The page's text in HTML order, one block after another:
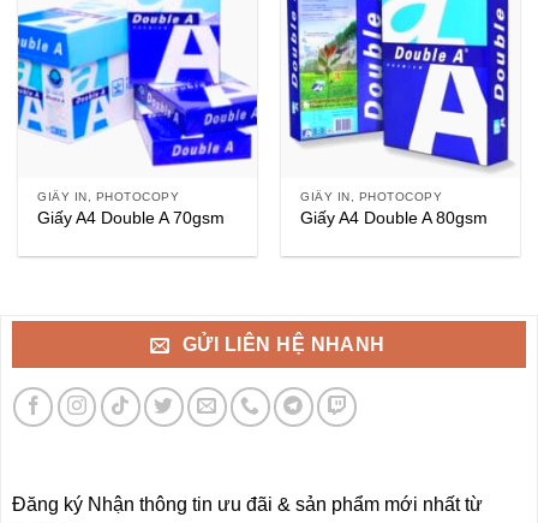
GIẤY IN, PHOTOCOPY
Giấy A4 Double A 70gsm
GIẤY IN, PHOTOCOPY
Giấy A4 Double A 80gsm
GỬI LIÊN HỆ NHANH
Đăng ký Nhận thông tin ưu đãi & sản phẩm mới nhất từ